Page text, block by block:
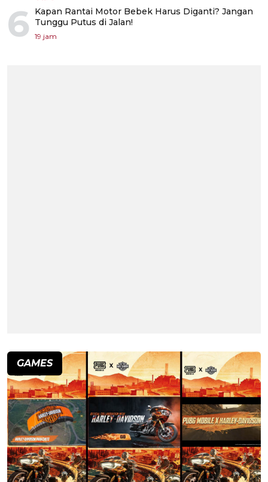
6
Kapan Rantai Motor Bebek Harus Diganti? Jangan
Tunggu Putus di Jalan!
19 jam
GAMES